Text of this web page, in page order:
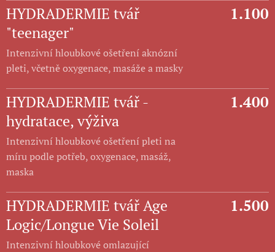
HYDRADERMIE tvář
"teenager"
Intenzivní hloubkové ošetření aknózní
pleti, včetně oxygenace, masáže a masky
1.100
HYDRADERMIE tvář -
hydratace, výživa
Intenzivní hloubkové ošetření pleti na
míru podle potřeb, oxygenace, masáž,
maska
1.400
HYDRADERMIE tvář Age
Logic/Longue Vie Soleil
Intenzivní hloubkové omlazující
1.500